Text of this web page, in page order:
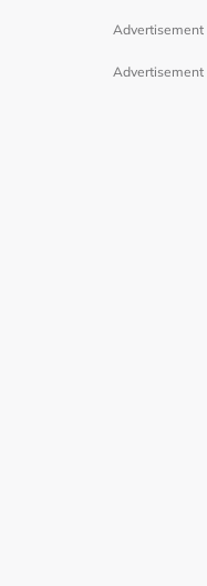
Advertisement
Advertisement